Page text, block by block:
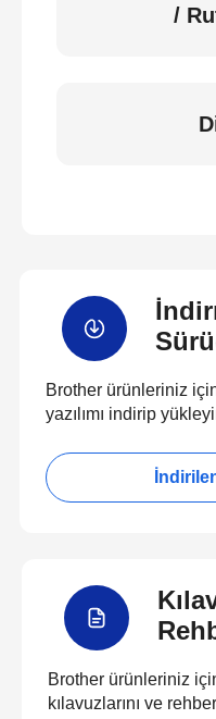
/
Brother ürünleriniz
yazılımı indirip
Brother ürünleriniz
kılavuzlarını ve